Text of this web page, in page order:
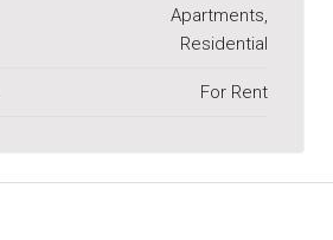
Apartments,
Residential
For Rent